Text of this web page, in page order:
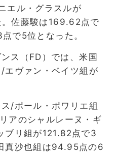
エル・グラスルが
佐藤駿は169.62点で
で5位となった。
ス（FD）では、米国
エヴァン・ベイツ組が
/ポール・ポワリエ組
アのシャルレーヌ・ギ
ブリ組が121.82点で3
真沙也組は94.95点の6